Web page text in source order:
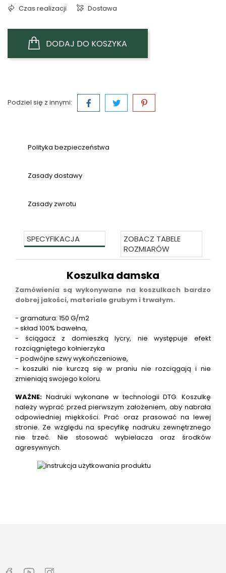
Czas realizacji Dostawa
DODAJ DO KOSZYKA
Podziel się z innymi:
Polityka bezpieczeństwa
Zasady dostawy
Zasady zwrotu
SPECYFIKACJA
ZOBACZ TABELE
ROZMIARÓW
Koszulka damska
Zamówienia są wykonywane na koszulkach bardzo
dobrej jakości, materiale grubym i trwałym.
- gramatura: 150 G/m2
- skład 100% bawełna,
- ściągacz z domieszką lycry, nie występuje efekt
rozciągniętego kołnierzyka
- podwójne szwy wykończeniowe,
- koszulki nie kurczą się w praniu nie rozciągają i nie
zmieniają swojego koloru.
WAŻNE: Nadruki wykonane w technologii DTG. Koszulkę
należy wyprać przed pierwszym założeniem, aby nabrała
odpowiedniej miękkości. Prać oraz prasować na lewej
stronie. Ze względu na specyfikę nadruku zewnętrznego
nie trzeć. Nie stosować wybielacza oraz środków
agresywnych.